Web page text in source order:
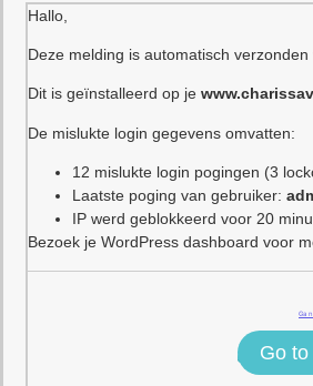
Hallo,
Deze melding is automatisch
Dit is geïnstalleerd op je
De mislukte login gegevens omvatten:
12 mislukte login pogingen (3
Laatste poging van gebruiker:
IP werd geblokkeerd voor 20
Bezoek je WordPress dashboard voor
Ga
Go